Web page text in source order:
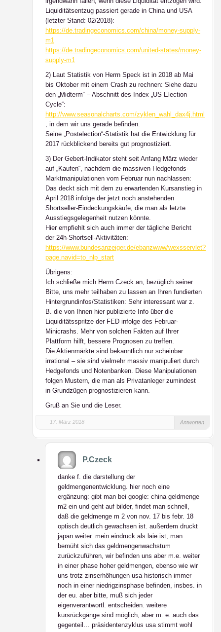
Liquiditätsentzug passiert gerade in China und USA
(letzter Stand: 02/2018):
https://de.tradingeconomics.com/china/money-supply-
m1
https://de.tradingeconomics.com/united-states/money-
supply-m1
2) Laut Statistik von Herrn Speck ist in 2018 ab Mai
bis Oktober mit einem Crash zu rechnen: Siehe dazu
den „Midterm“ – Abschnitt des Index „US Election
Cycle“:
http://www.seasonalcharts.com/zyklen_wahl_dax4j.html
, in dem wir uns gerade befinden.
Seine „Postelection“-Statistik hat die Entwicklung für
2017 rückblickend bereits gut prognostiziert.
3) Der Gebert-Indikator steht seit Anfang März wieder
auf „Kaufen“, nachdem die massiven Hedgefonds-
Marktmanipulationen vom Februar nun nachlassen:
Das deckt sich mit dem zu erwartenden Kursanstieg in
April 2018 infolge der jetzt noch anstehenden
Shortseller-Eindeckungskäufe, die man als letzte
Ausstiegsgelegenheit nutzen könnte.
Hier empfiehlt sich auch immer der tägliche Bericht
der 24h-Shortsell-Aktivitäten:
https://www.bundesanzeiger.de/ebanzwww/wexsservlet?
page.navid=to_nlp_start
Übrigens:
Ich schließe mich Herrn Czeck an, bezüglich seiner
Bitte, uns mehr teilhaben zu lassen an Ihren fundierten
Hintergrundinfos/Statistiken: Sehr interessant war z.
B. die von Ihnen hier publizierte Info über die
Liquiditätsspritze der FED infolge des Februar-
Minicrashs. Mehr von solchen Fakten auf Ihrer
Plattform hilft, bessere Prognosen zu treffen.
Die Aktienmärkte sind bekanntlich nur scheinbar
irrational – sie sind vielmehr massiv manipuliert durch
Hedgefonds und Notenbanken. Diese Manipulationen
folgen Mustern, die man als Privatanleger zumindest
in Grundzügen prognostizieren kann.
Gruß an Sie und die Leser.
17. März 2018 Antworten
P.Czeck
danke f. die darstellung der
geldmengenentwicklung. hier noch eine
ergänzung: gibt man bei google: china geldmenge
m2 ein und geht auf bilder, findet man schnell,
daß die geldmenge m 2 von nov. 17 bis febr. 18
optisch deutlich gewachsen ist. außerdem druckt
japan weiter. mein eindruck als laie ist, man
bemüht sich das geldmengenwachstum
zurückzuführen, wir befinden uns aber m.e. weiter
in einer phase hoher geldmengen, ebenso wie wir
uns trotz zinserhöhungen usa historisch immer
noch in einer niedrigzinsphase befinden, insbes. in
der eu. aber bitte, muß sich jeder
eigenverantwortl. entscheiden. weitere
kursrückgänge sind möglich, aber m. e. auch das
gegenteil… präsidentenzyklus usa stimmt wohl